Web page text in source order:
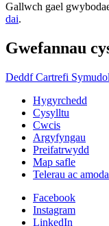
Gallwch gael
dai.
Gwefannau
Deddf Cartrefi
Hygyrchedd
Cysylltu
Cwcis
Argyfyngau
Preifatrwydd
Map safle
Telerau ac
Facebook
Instagram
LinkedIn